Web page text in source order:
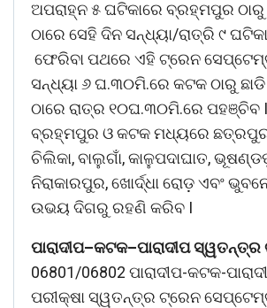
ଅପରାହ୍ନ ୫ ଘଟିକାରେ ବ୍ରହ୍ମପୁର ଠାରୁ
ଠାରେ ସେହି ଦିନ ସନ୍ଧ୍ୟା/ରାତ୍ରି ୯
ଫେରିବା ପଥରେ ଏହି ଟ୍ରେନ
ସନ୍ଧ୍ୟା ୬ ଘ.୩୦ମି.ରେ କଟକ ଠାରୁ
ଠାରେ ରାତ୍ର ୧୦ଘ.୩୦ମି.ରେ
ବ୍ରହ୍ମପୁର ଓ କଟକ ମଧ୍ୟରେ
ଚିଲିକା, ବାଲୁଗାଁ, କାଳୁପଦାଘାତ,
ନିରାକାରପୁର, ଖୋର୍ଦ୍ଧା ରୋଡ଼ ଏବଂ
ଉଭୟ ଦିଗରୁ ରହଣି କରିବ I
ପାରାଦୀପ–କଟକ–ପାରାଦୀପସ୍ୱତନ୍ତ୍ର
06801/06802 ପାରାଦୀପ-କଟକ-
ପରୀକ୍ଷା ସ୍ୱତନ୍ତ୍ର ଟ୍ରେନ